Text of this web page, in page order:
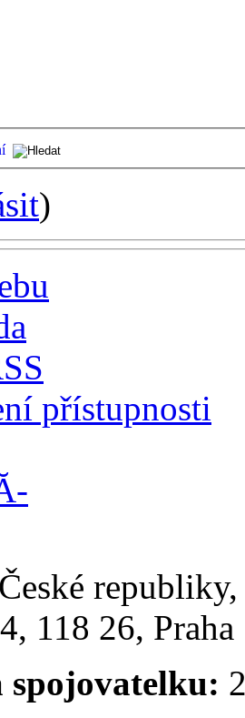
)
přístupnosti
118 26,
spojovatelku: